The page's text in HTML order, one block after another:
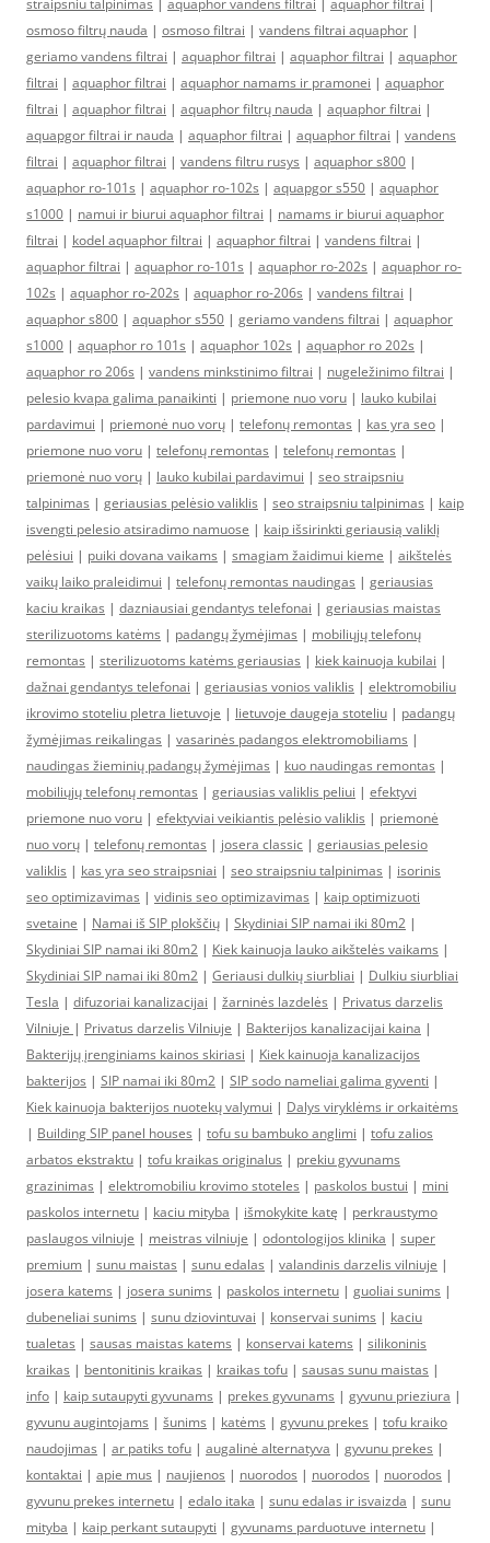
straipsniu talpinimas aquaphor vandens filtrai aquaphor filtrai
osmoso filtrų nauda | osmoso filtrai | vandens filtrai aquaphor |
geriamo vandens filtrai | aquaphor filtrai | aquaphor filtrai | aquaphor
filtrai | aquaphor filtrai | aquaphor namams ir pramonei | aquaphor
filtrai | aquaphor filtrai | aquaphor filtrų nauda | aquaphor filtrai |
aquapgor filtrai ir nauda | aquaphor filtrai | aquaphor filtrai | vandens
filtrai | aquaphor filtrai | vandens filtru rusys | aquaphor s800 |
aquaphor ro-101s | aquaphor ro-102s | aquapgor s550 | aquaphor
s1000 | namui ir biurui aquaphor filtrai | namams ir biurui aquaphor
filtrai | kodel aquaphor filtrai | aquaphor filtrai | vandens filtrai |
aquaphor filtrai | aquaphor ro-101s | aquaphor ro-202s | aquaphor ro-
102s | aquaphor ro-202s | aquaphor ro-206s | vandens filtrai |
aquaphor s800 | aquaphor s550 | geriamo vandens filtrai | aquaphor
s1000 | aquaphor ro 101s | aquaphor 102s | aquaphor ro 202s |
aquaphor ro 206s | vandens minkstinimo filtrai | nugeležinimo filtrai |
pelesio kvapa galima panaikinti | priemone nuo voru | lauko kubilai
pardavimui | priemonė nuo vorų | telefonų remontas | kas yra seo |
priemone nuo voru | telefonų remontas | telefonų remontas |
priemonė nuo vorų | lauko kubilai pardavimui | seo straipsniu
talpinimas | geriausias pelėsio valiklis | seo straipsniu talpinimas | kaip
isvengti pelesio atsiradimo namuose | kaip išsirinkti geriausią valiklį
pelėsiui | puiki dovana vaikams | smagiam žaidimui kieme | aikštelės
vaikų laiko praleidimui | telefonų remontas naudingas | geriausias
kaciu kraikas | dazniausiai gendantys telefonai | geriausias maistas
sterilizuotoms katėms | padangų žymėjimas | mobiliųjų telefonų
remontas | sterilizuotoms katėms geriausias | kiek kainuoja kubilai |
dažnai gendantys telefonai | geriausias vonios valiklis | elektromobiliu
ikrovimo stoteliu pletra lietuvoje | lietuvoje daugeja stoteliu | padangų
žymėjimas reikalingas | vasarinės padangos elektromobiliams |
naudingas žieminių padangų žymėjimas | kuo naudingas remontas |
mobiliųjų telefonų remontas | geriausias valiklis peliui | efektyvi
priemone nuo voru | efektyviai veikiantis pelėsio valiklis | priemonė
nuo vorų | telefonų remontas | josera classic | geriausias pelesio
valiklis | kas yra seo straipsniai | seo straipsniu talpinimas | isorinis
seo optimizavimas | vidinis seo optimizavimas | kaip optimizuoti
svetaine | Namai iš SIP plokščių | Skydiniai SIP namai iki 80m2 |
Skydiniai SIP namai iki 80m2 | Kiek kainuoja lauko aikštelės vaikams |
Skydiniai SIP namai iki 80m2 | Geriausi dulkių siurbliai | Dulkiu siurbliai
Tesla | difuzoriai kanalizacijai | žarninės lazdelės | Privatus darzelis
Vilniuje | Privatus darzelis Vilniuje | Bakterijos kanalizacijai kaina |
Bakterijų įrenginiams kainos skiriasi | Kiek kainuoja kanalizacijos
bakterijos | SIP namai iki 80m2 | SIP sodo nameliai galima gyventi |
Kiek kainuoja bakterijos nuotekų valymui | Dalys viryklėms ir orkaitėms
| Building SIP panel houses | tofu su bambuko anglimi | tofu zalios
arbatos ekstraktu | tofu kraikas originalus | prekiu gyvunams
grazinimas | elektromobiliu krovimo stoteles | paskolos bustui | mini
paskolos internetu | kaciu mityba | išmokykite katę | perkraustymo
paslaugos vilniuje | meistras vilniuje | odontologijos klinika | super
premium | sunu maistas | sunu edalas | valandinis darzelis vilniuje |
josera katems | josera sunims | paskolos internetu | guoliai sunims |
dubeneliai sunims | sunu dziovintuvai | konservai sunims | kaciu
tualetas | sausas maistas katems | konservai katems | silikoninis
kraikas | bentonitinis kraikas | kraikas tofu | sausas sunu maistas |
info | kaip sutaupyti gyvunams | prekes gyvunams | gyvunu prieziura |
gyvunu augintojams | šunims | katėms | gyvunu prekes | tofu kraiko
naudojimas | ar patiks tofu | augalinė alternatyva | gyvunu prekes |
kontaktai | apie mus | naujienos | nuorodos | nuorodos | nuorodos |
gyvunu prekes internetu | edalo itaka | sunu edalas ir isvaizda | sunu
mityba | kaip perkant sutaupyti | gyvunams parduotuve internetu |